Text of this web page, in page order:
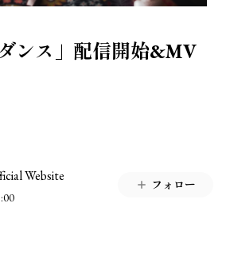
ンス」配信開始&MV
Website
フォロー